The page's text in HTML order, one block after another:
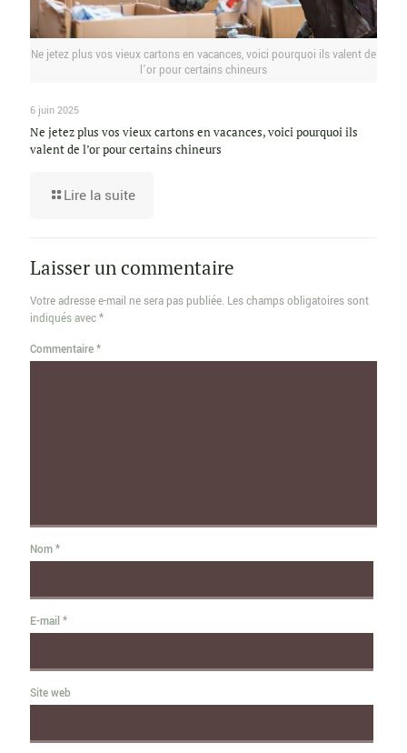
Ne jetez plus vos vieux cartons en vacances, voici pourquoi ils valent de
l’or pour certains chineurs
6 juin 2025
Ne jetez plus vos vieux cartons en vacances, voici pourquoi ils
valent de l’or pour certains chineurs
Lire la suite
Laisser un commentaire
Votre adresse e-mail ne sera pas publiée. Les champs obligatoires sont
indiqués avec*
Commentaire*
Nom*
E-mail *
Site web